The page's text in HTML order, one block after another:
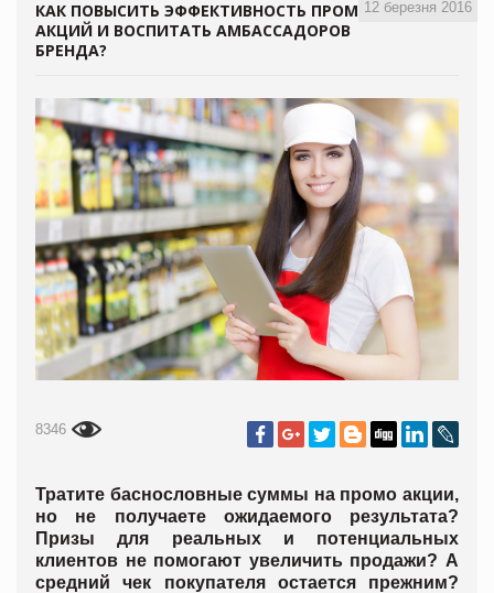
12 березня 2016
КАК ПОВЫСИТЬ ЭФФЕКТИВНОСТЬ ПРОМО
АКЦИЙ И ВОСПИТАТЬ АМБАССАДОРОВ
БРЕНДА?
8346
Тратите баснословные суммы на промо акции,
но не получаете ожидаемого результата?
Призы для реальных и потенциальных
клиентов не помогают увеличить продажи? А
средний чек покупателя остается прежним?